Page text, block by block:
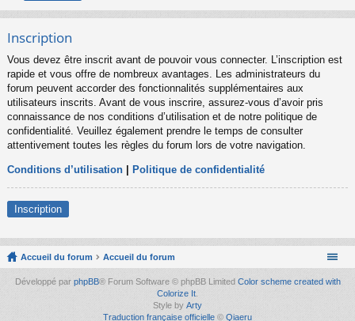
Inscription
Vous devez être inscrit avant de pouvoir vous connecter. L’inscription est
rapide et vous offre de nombreux avantages. Les administrateurs du
forum peuvent accorder des fonctionnalités supplémentaires aux
utilisateurs inscrits. Avant de vous inscrire, assurez-vous d’avoir pris
connaissance de nos conditions d’utilisation et de notre politique de
confidentialité. Veuillez également prendre le temps de consulter
attentivement toutes les règles du forum lors de votre navigation.
Conditions d’utilisation Politique de confidentialité
Inscription
Accueil du forum Accueil du forum
Développé par phpBB® Forum Software © phpBB Limited Color scheme created with
Colorize It.
Style by Arty
Traduction française officielle © Qiaeru